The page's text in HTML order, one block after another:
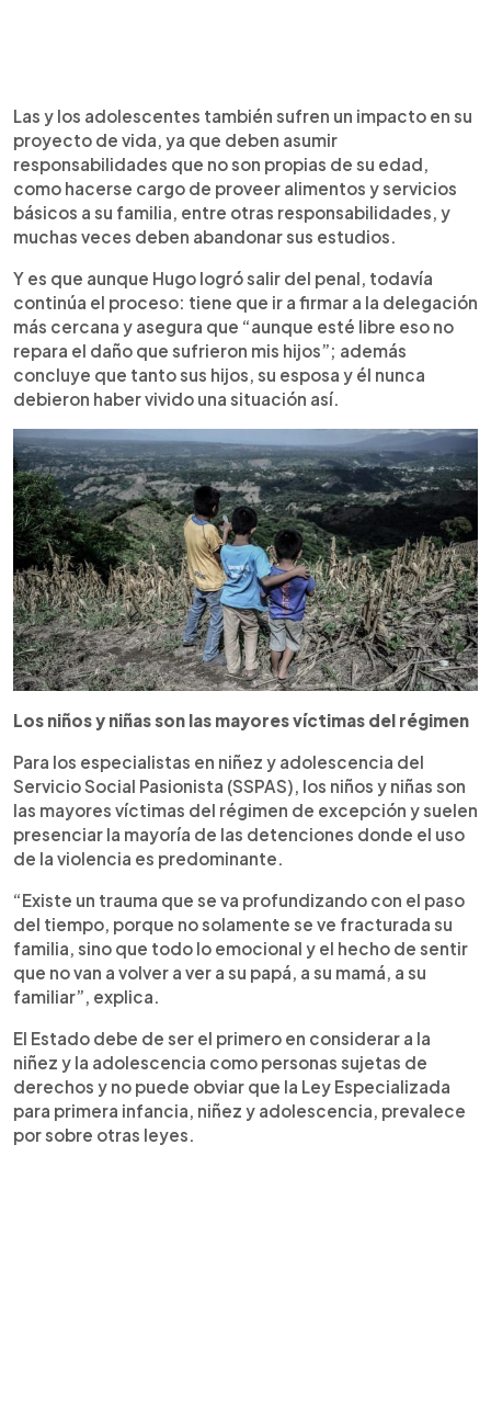
Las y los adolescentes también sufren un impacto en su
proyecto de vida, ya que deben asumir
responsabilidades que no son propias de su edad,
como hacerse cargo de proveer alimentos y servicios
básicos a su familia, entre otras responsabilidades, y
muchas veces deben abandonar sus estudios.
Y es que aunque Hugo logró salir del penal, todavía
continúa el proceso: tiene que ir a firmar a la delegación
más cercana y asegura que “aunque esté libre eso no
repara el daño que sufrieron mis hijos”; además
concluye que tanto sus hijos, su esposa y él nunca
debieron haber vivido una situación así.
Los niños y niñas son las mayores víctimas del régimen
Para los especialistas en niñez y adolescencia del
Servicio Social Pasionista (SSPAS), los niños y niñas son
las mayores víctimas del régimen de excepción y suelen
presenciar la mayoría de las detenciones donde el uso
de la violencia es predominante.
“Existe un trauma que se va profundizando con el paso
del tiempo, porque no solamente se ve fracturada su
familia, sino que todo lo emocional y el hecho de sentir
que no van a volver a ver a su papá, a su mamá, a su
familiar”, explica.
El Estado debe de ser el primero en considerar a la
niñez y la adolescencia como personas sujetas de
derechos y no puede obviar que la Ley Especializada
para primera infancia, niñez y adolescencia, prevalece
por sobre otras leyes.